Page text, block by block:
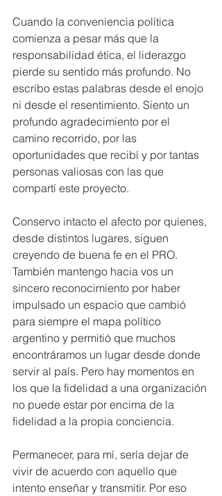
Cuando la conveniencia política
comienza a pesar más que la
responsabilidad ética, el liderazgo
pierde su sentido más profundo. No
escribo estas palabras desde el enojo
ni desde el resentimiento. Siento un
profundo agradecimiento por el
camino recorrido, por las
oportunidades que recibí y por tantas
personas valiosas con las que
compartí este proyecto.
Conservo intacto el afecto por quienes,
desde distintos lugares, siguen
creyendo de buena fe en el PRO.
También mantengo hacia vos un
sincero reconocimiento por haber
impulsado un espacio que cambió
para siempre el mapa político
argentino y permitió que muchos
encontráramos un lugar desde donde
servir al país. Pero hay momentos en
los que la fidelidad a una organización
no puede estar por encima de la
fidelidad a la propia conciencia.
Permanecer, para mí, sería dejar de
vivir de acuerdo con aquello que
intento enseñar y transmitir. Por eso